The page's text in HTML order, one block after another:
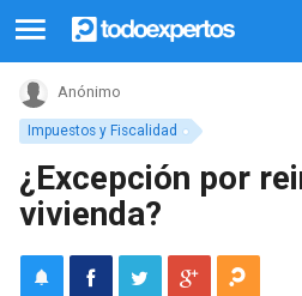
Impuestos y Fiscalidad
Anónimo
¿Excepción por
vivienda?